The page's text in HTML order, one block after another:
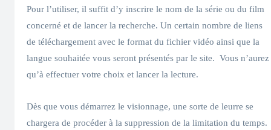
Pour l’utiliser, il suffit d’y inscrire le nom de la série ou du film
concerné et de lancer la recherche. Un certain nombre de liens
de téléchargement avec le format du fichier vidéo ainsi que la
langue souhaitée vous seront présentés par le site. Vous n’aurez
qu’à effectuer votre choix et lancer la lecture.
Dès que vous démarrez le visionnage, une sorte de leurre se
chargera de procéder à la suppression de la limitation du temps.